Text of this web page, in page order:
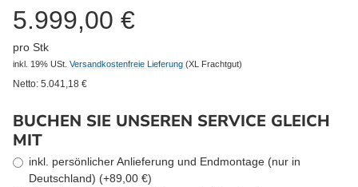
5.999,00 €
pro Stk
inkl. 19% USt. Versandkostenfreie Lieferung (XL Frachtgut)
Netto: 5.041,18 €
BUCHEN SIE UNSEREN SERVICE GLEICH
MIT
inkl. persönlicher Anlieferung und Endmontage (nur in
Deutschland) (+89,00 €)